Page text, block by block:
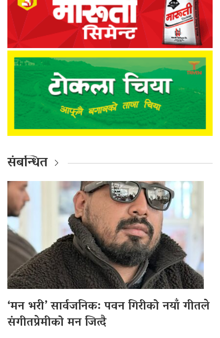
संबन्धित
‘मन भरी’ सार्वजनिक: पवन गिरीको नयाँ गीतले
संगीतप्रेमीको मन जित्दै